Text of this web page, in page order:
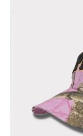
ィッファレンス6パ
ネルキャップ ピン
NEW ITEMS